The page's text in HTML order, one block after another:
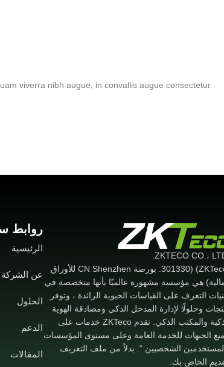
viverra nibh augue, in convallis augue consectetur
روابط
الرئيسية
عن الشركة
الحلول
الدعم
المقالات
(ZKTeco) (301330: بورصة CN Shenzhen للأوراق
هي مؤسسة مشهورة عالميًا بأنها متخصصة في
التعرف على القياسات الحيوية الرائدة ، وتوفر
وحلولًا لإدارة المدخل الذكي ومصادقة الهوية
الذكية والمكتب الذكي. تقدم ZKTeco خدمات على
الجبهات للخدمة العامة وعلى مستوى المؤسسات
الشخصيين “. بدلاً من ملف التعريف
الخاص بك.